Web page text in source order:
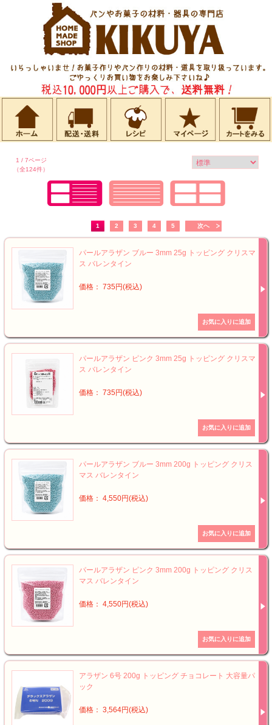
1 / 7ページ
（全124件）
1 2 3 4 5 次へ
パールアラザン ブルー 3mm 25g トッピング クリスマ
ス バレンタイン
価格： 735円(税込)
パールアラザン ピンク 3mm 25g トッピング クリスマ
ス バレンタイン
価格： 735円(税込)
パールアラザン ブルー 3mm 200g トッピング クリス
マス バレンタイン
価格： 4,550円(税込)
パールアラザン ピンク 3mm 200g トッピング クリス
マス バレンタイン
価格： 4,550円(税込)
アラザン 6号 200g トッピング チョコレート 大容量パ
ック
価格： 3,564円(税込)